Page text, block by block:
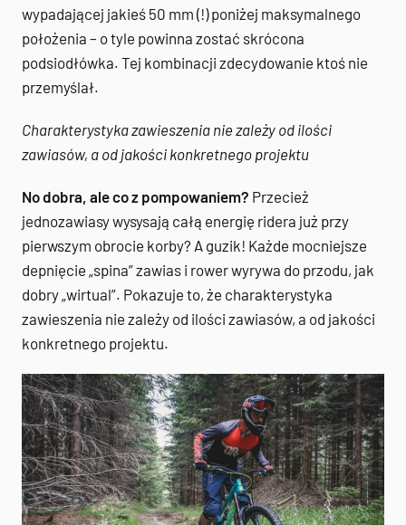
wypadającej jakieś 50 mm (!) poniżej maksymalnego
położenia – o tyle powinna zostać skrócona
podsiodłówka. Tej kombinacji zdecydowanie ktoś nie
przemyślał.
Charakterystyka zawieszenia nie zależy od ilości
zawiasów, a od jakości konkretnego projektu
No dobra, ale co z pompowaniem? Przecież
jednozawiasy wysysają całą energię ridera już przy
pierwszym obrocie korby? A guzik! Każde mocniejsze
depnięcie „spina” zawias i rower wyrywa do przodu, jak
dobry „wirtual”. Pokazuje to, że charakterystyka
zawieszenia nie zależy od ilości zawiasów, a od jakości
konkretnego projektu.